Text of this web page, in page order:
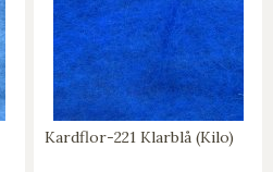
Kardflor-221 Klarblå (Kilo)